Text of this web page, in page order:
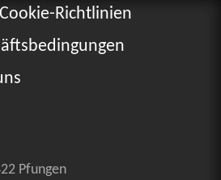
Richtlinien
Pfungen